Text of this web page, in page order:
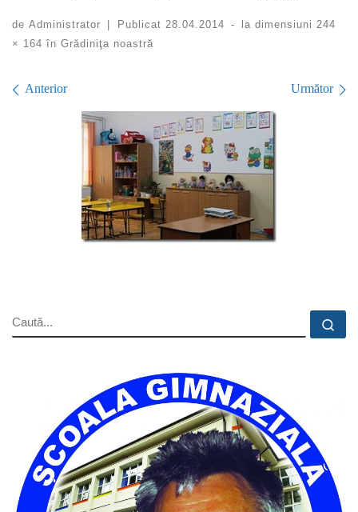
de Administrator | Publicat 28.04.2014 - la dimensiuni 244
× 164 în Grădiniţa noastră
Navigare în imagini
Anterior Următor